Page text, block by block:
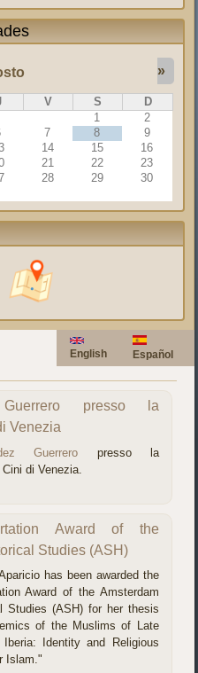
»
V S
D
1
2
7 8
9
14 15
16
21 22
23
28 29
30
Español
English
presso la
Venezia
Guerrero presso la
di Venezia.
Award of the
Studies (ASH)
has been awarded the
Award of the Amsterdam
Studies (ASH) for her thesis
of the Muslims of Late
Iberia: Identity and Religious
Islam."